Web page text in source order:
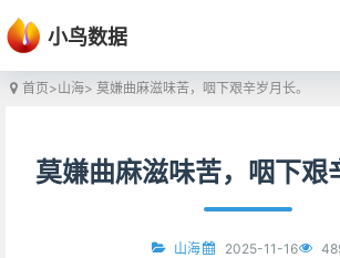
小鸟数据
首页>山海> 莫嫌曲麻滋味苦，咽下艰辛岁月长。
莫嫌曲麻滋味苦，咽下艰
山海 2025-11-16